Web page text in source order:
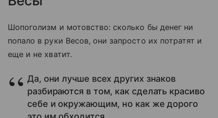
Шопоголизм и мотовство: сколько бы денег ни
попало в руки Весов, они запросто их потратят и
еще и не хватит.
Да, они лучше всех других знаков
разбираются в том, как сделать красиво
себе и окружающим, но как же дорого